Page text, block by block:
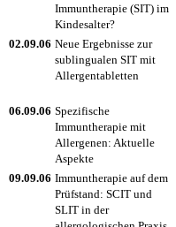
Immuntherapie (SIT) im
Kindesalter?
02.09.06 Neue Ergebnisse zur
sublingualen SIT mit
Allergentabletten
06.09.06 Spezifische
Immuntherapie mit
Allergenen: Aktuelle
Aspekte
09.09.06 Immuntherapie auf dem
Prüfstand: SCIT und
SLIT in der